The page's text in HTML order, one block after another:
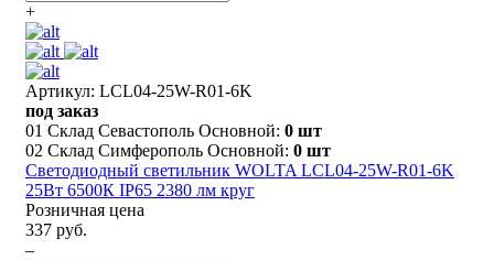
+
Артикул: LCL04-25W-R01-6K
под заказ
01 Склад Севастополь Основной: 0 шт
02 Склад Симферополь Основной: 0 шт
Светодиодный светильник WOLTA LCL04-25W-R01-6K
25Вт 6500К IP65 2380 лм круг
Розничная цена
337 руб.
–